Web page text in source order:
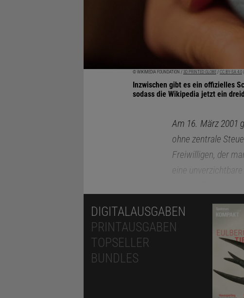
© WIKIMEDIA FOUNDATION / 3D PRINTED GLOBE/ CC BY-SA 4.0
Inzwischen gibt es ein offizielles
sodass die Wikipedia jetzt ein
Am 16. März 2001
ohne zentrale
Freiwilligen, der
eine
Im Interview
es heute um die
gemeinsamen,
Fake News und
Frau Garád,
Alles ist
DIGITALAUSGABEN
PRINTAUSGABEN
TOPSELLER
BUNDLES